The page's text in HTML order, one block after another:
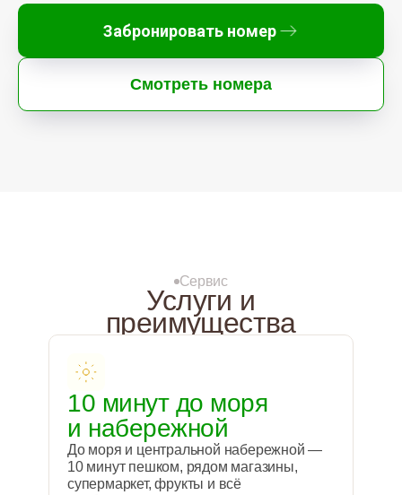
Забронировать номер
Смотреть номера
Сервис
Услуги и
преимущества
10 минут до моря
и набережной
До моря и центральной набережной —
10 минут пешком, рядом магазины,
супермаркет, фрукты и всё